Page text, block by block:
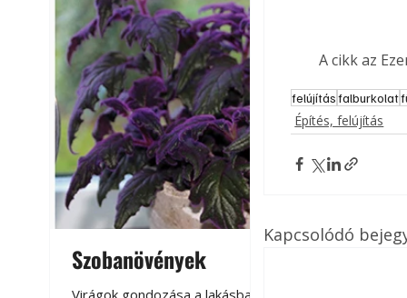
Szobanövények
A cikk az
felújításfalburkolat
Építés, felújítás
Kapcsolódó